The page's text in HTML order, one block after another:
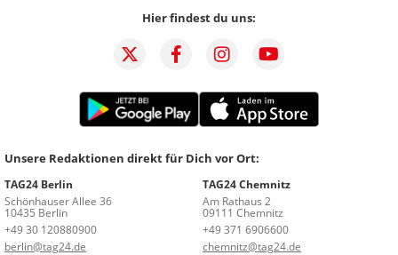
Hier findest du uns:
Unsere Redaktionen direkt für Dich vor Ort:
TAG24 Berlin
Schönhauser Allee 36
10435 Berlin
+49 30 120880900
berlin@tag24.de
TAG24 Chemnitz
Am Rathaus 2
09111 Chemnitz
+49 371 6906600
chemnitz@tag24.de